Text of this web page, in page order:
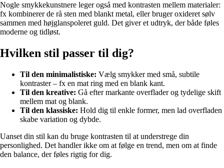
Nogle smykkekunstnere leger også med kontrasten mellem materialer:
fx kombinerer de rå sten med blankt metal, eller bruger oxideret sølv
sammen med højglanspoleret guld. Det giver et udtryk, der både føles
moderne og tidløst.
Hvilken stil passer til dig?
Til den minimalistiske: Vælg smykker med små, subtile
kontraster – fx en mat ring med en blank kant.
Til den kreative: Gå efter markante overflader og tydelige skift
mellem mat og blank.
Til den klassiske: Hold dig til enkle former, men lad overfladen
skabe variation og dybde.
Uanset din stil kan du bruge kontrasten til at understrege din
personlighed. Det handler ikke om at følge en trend, men om at finde
den balance, der føles rigtig for dig.